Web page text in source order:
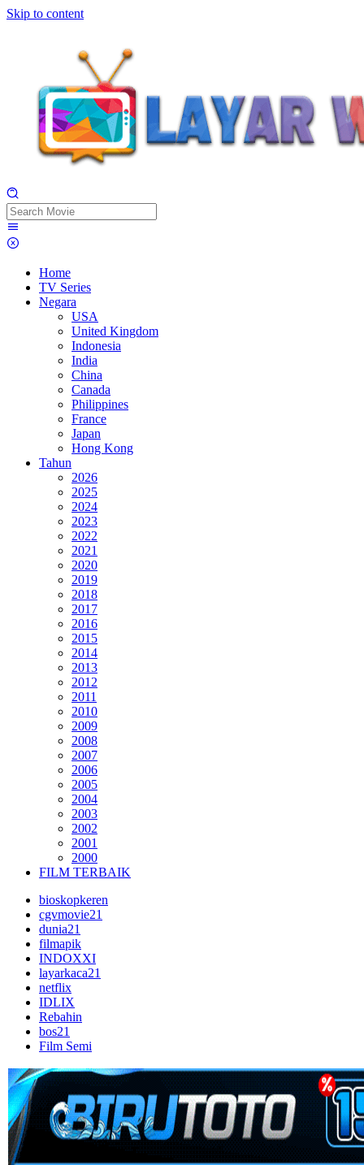
Skip to content
Home
TV Series
Negara
USA
United Kingdom
Indonesia
India
China
Canada
Philippines
France
Japan
Hong Kong
Tahun
2026
2025
2024
2023
2022
2021
2020
2019
2018
2017
2016
2015
2014
2013
2012
2011
2010
2009
2008
2007
2006
2005
2004
2003
2002
2001
2000
FILM TERBAIK
bioskopkeren
cgvmovie21
dunia21
filmapik
INDOXXI
layarkaca21
netflix
IDLIX
Rebahin
bos21
Film Semi